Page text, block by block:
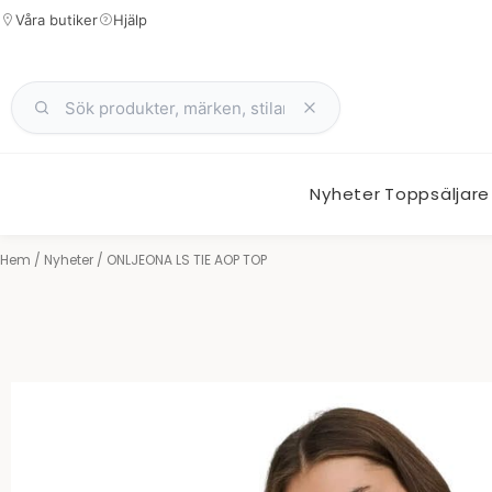
Hoppa
Våra butiker Hjälp
Nyheter Toppsäljare
Hem / Nyheter / ONLJEONA LS TIE AOP TOP